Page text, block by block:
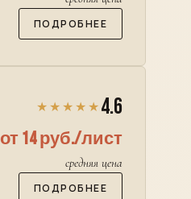
ПОДРОБНЕЕ
★★★★★ 4.6
от 14 руб./лист
средняя цена
ПОДРОБНЕЕ